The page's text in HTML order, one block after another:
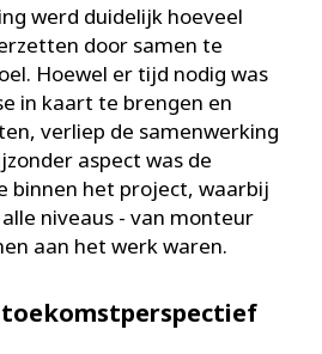
werd duidelijk hoeveel
door samen te
Hoewel er tijd nodig was
in kaart te brengen en
verliep de samenwerking
aspect was de
binnen het project, waarbij
niveaus - van monteur
aan het werk waren.